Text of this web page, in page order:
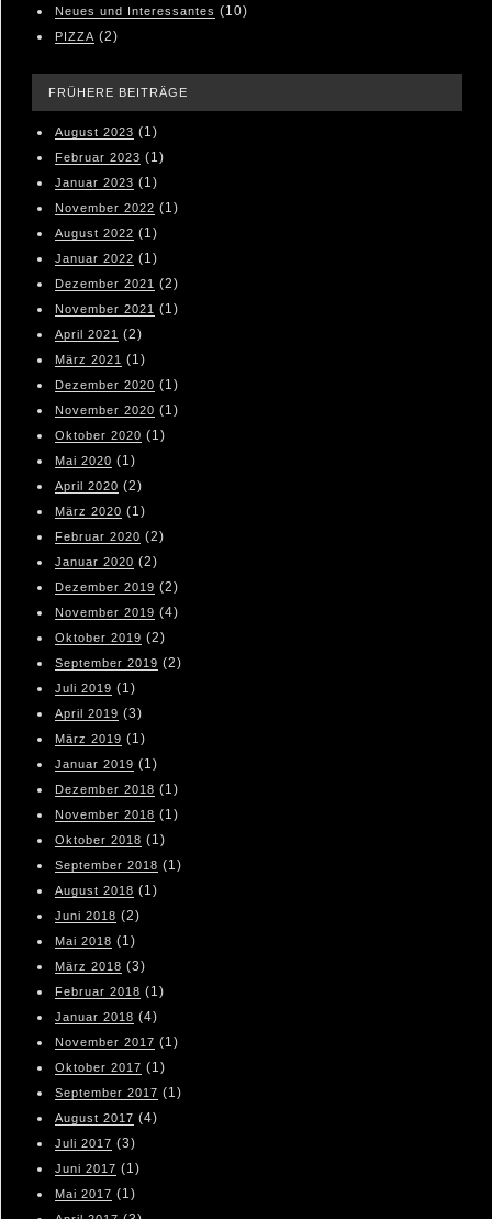
Neues und Interessantes (10)
PIZZA (2)
FRÜHERE BEITRÄGE
August 2023 (1)
Februar 2023 (1)
Januar 2023 (1)
November 2022 (1)
August 2022 (1)
Januar 2022 (1)
Dezember 2021 (2)
November 2021 (1)
April 2021 (2)
März 2021 (1)
Dezember 2020 (1)
November 2020 (1)
Oktober 2020 (1)
Mai 2020 (1)
April 2020 (2)
März 2020 (1)
Februar 2020 (2)
Januar 2020 (2)
Dezember 2019 (2)
November 2019 (4)
Oktober 2019 (2)
September 2019 (2)
Juli 2019 (1)
April 2019 (3)
März 2019 (1)
Januar 2019 (1)
Dezember 2018 (1)
November 2018 (1)
Oktober 2018 (1)
September 2018 (1)
August 2018 (1)
Juni 2018 (2)
Mai 2018 (1)
März 2018 (3)
Februar 2018 (1)
Januar 2018 (4)
November 2017 (1)
Oktober 2017 (1)
September 2017 (1)
August 2017 (4)
Juli 2017 (3)
Juni 2017 (1)
Mai 2017 (1)